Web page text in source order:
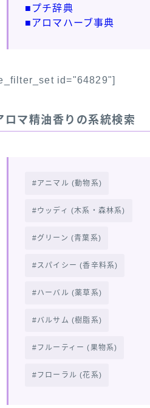
■プチ辞典
■アロマハーブ事典
id="64829"]
ロマ精油香りの系統検索
アニマル (動物系)
ウッディ (木系・森林系)
グリーン (青葉系)
スパイシー (香辛料系)
ハーバル (薬草系)
バルサム (樹脂系)
フルーティー (果物系)
フローラル (花系)